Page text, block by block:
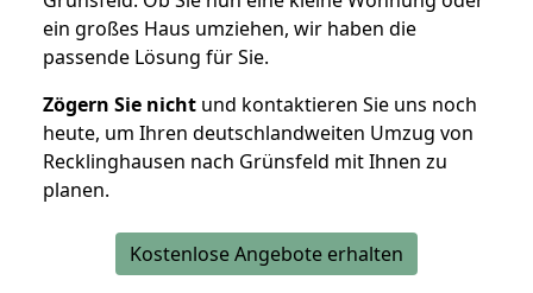
ein großes Haus umziehen, wir haben die
passende Lösung für Sie.
Zögern Sie nicht und kontaktieren Sie uns noch
heute, um Ihren deutschlandweiten Umzug von
Recklinghausen nach Grünsfeld mit Ihnen zu
planen.
Kostenlose Angebote erhalten